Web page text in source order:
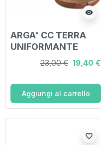
visibility
ARGA' CC TERRA
UNIFORMANTE
SAHARA SPF15 9 G
NATURE'S
23,00 € 19,40 €
Aggiungi al carrello
favorite_border